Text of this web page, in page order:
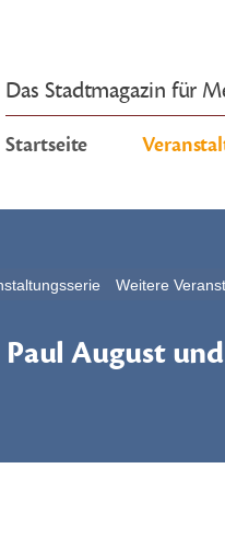
Das Stadtmagazin für
Startseite
Weitere
August